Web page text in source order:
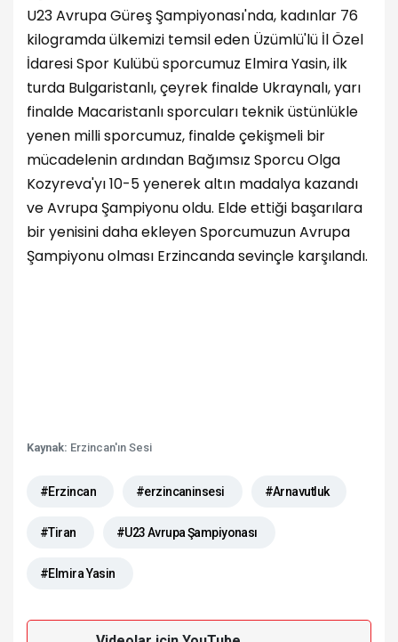
U23 Avrupa Güreş Şampiyonası'nda, kadınlar 76
kilogramda ülkemizi temsil eden Üzümlü'lü İl Özel
İdaresi Spor Kulübü sporcumuz Elmira Yasin, ilk
turda Bulgaristanlı, çeyrek finalde Ukraynalı, yarı
finalde Macaristanlı sporcuları teknik üstünlükle
yenen milli sporcumuz, finalde çekişmeli bir
mücadelenin ardından Bağımsız Sporcu Olga
Kozyreva'yı 10-5 yenerek altın madalya kazandı
ve Avrupa Şampiyonu oldu. Elde ettiği başarılara
bir yenisini daha ekleyen Sporcumuzun Avrupa
Şampiyonu olması Erzincanda sevinçle karşılandı.
Kaynak: Erzincan'ın Sesi
#Erzincan #erzincaninsesi #Arnavutluk
#Tiran #U23 Avrupa Şampiyonası
#Elmira Yasin